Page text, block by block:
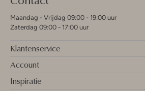
Maandag - Vrijdag 09:00 - 19:00 uur
Zaterdag 09:00 - 17:00 uur
Klantenservice
Account
Inspiratie